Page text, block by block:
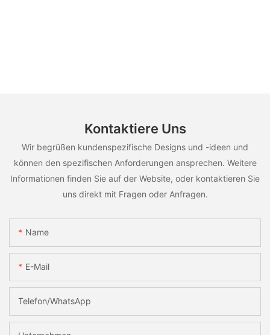
Kontaktiere Uns
Wir begrüßen kundenspezifische Designs und -ideen und
können den spezifischen Anforderungen ansprechen. Weitere
Informationen finden Sie auf der Website, oder kontaktieren Sie
uns direkt mit Fragen oder Anfragen.
Name
E-Mail
Telefon/WhatsApp